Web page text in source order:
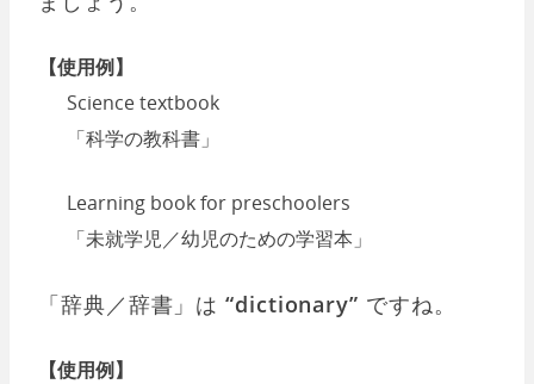
【使用例】
Science textbook
「科学の教科書」
Learning book for preschoolers
「未就学児／幼児のための学習本」
「辞典／辞書」は “dictionary” ですね。
【使用例】